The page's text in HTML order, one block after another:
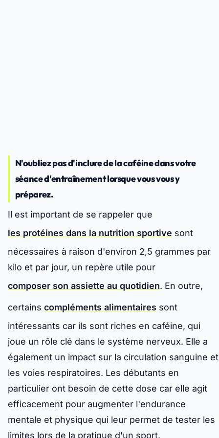
N'oubliez pas d'inclure de la caféine dans votre
séance d'entraînement lorsque vous vous y
préparez.
Il est important de se rappeler que
les protéines dans la nutrition sportive sont
nécessaires à raison d'environ 2,5 grammes par
kilo et par jour, un repère utile pour
composer son assiette au quotidien. En outre,
certains compléments alimentaires sont
intéressants car ils sont riches en caféine, qui
joue un rôle clé dans le système nerveux. Elle a
également un impact sur la circulation sanguine et
les voies respiratoires. Les débutants en
particulier ont besoin de cette dose car elle agit
efficacement pour augmenter l'endurance
mentale et physique qui leur permet de tester les
limites lors de la pratique d'un sport.